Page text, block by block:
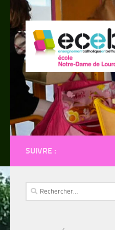
Skip to content
SUIVRE :
Rechercher :